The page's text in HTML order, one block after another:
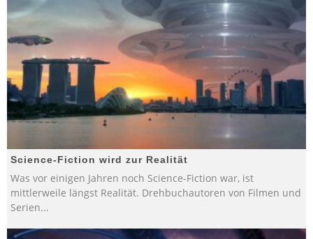
Science-Fiction wird zur Realität
Was vor einigen Jahren noch Science-Fiction war, ist
mittlerweile längst Realität. Drehbuchautoren von Filmen und
Serien...